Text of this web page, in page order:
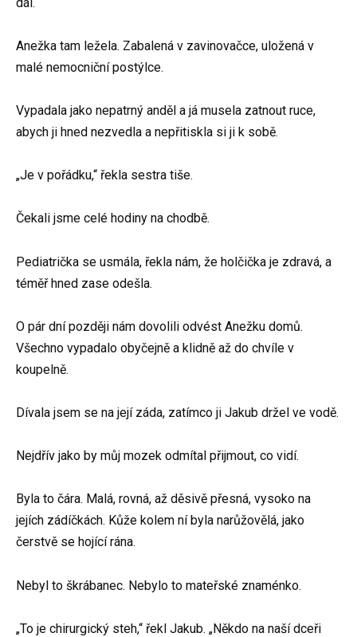
Anežka tam ležela. Zabalená v zavinovačce, uložená v
malé nemocniční postýlce.
Vypadala jako nepatrný anděl a já musela zatnout ruce,
abych ji hned nezvedla a nepřitiskla si ji k sobě.
„Je v pořádku,“ řekla sestra tiše.
Čekali jsme celé hodiny na chodbě.
Pediatrička se usmála, řekla nám, že holčička je zdravá, a
téměř hned zase odešla.
O pár dní později nám dovolili odvést Anežku domů.
Všechno vypadalo obyčejně a klidně až do chvíle v
koupelně.
Dívala jsem se na její záda, zatímco ji Jakub držel ve vodě.
Nejdřív jako by můj mozek odmítal přijmout, co vidí.
Byla to čára. Malá, rovná, až děsivě přesná, vysoko na
jejích zádíčkách. Kůže kolem ní byla narůžovělá, jako
čerstvě se hojící rána.
Nebyl to škrábanec. Nebylo to mateřské znaménko.
„To je chirurgický steh,“ řekl Jakub. „Někdo na naší dceři